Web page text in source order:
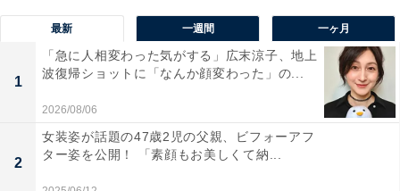
最新 一週間 一ヶ月
1
「急に人相変わった気がする」広末涼子、地上
波復帰ショットに「なんか顔変わった」の...
2026/08/06
2
女装姿が話題の47歳2児の父親、ビフォーアフ
ター姿を公開！ 「素顔もお美しくて納...